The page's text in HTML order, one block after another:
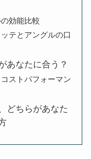
効能比較
テとアングルの口
あなたに合う？
ストパフォーマン
どちらがあなた